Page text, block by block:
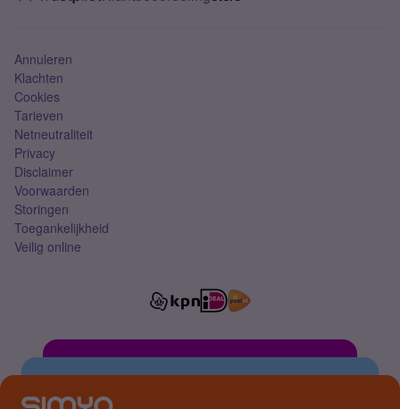
Mobiel abonnement
Annuleren
Klachten
Cookies
Tarieven
Netneutraliteit
Privacy
Disclaimer
Voorwaarden
Storingen
Toegankelijkheid
Veilig online